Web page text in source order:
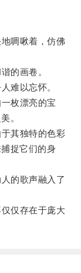
啁啾着，仿佛
的画卷。
难以忘怀。
枚漂亮的宝
。
其独特的色彩
捉它们的身
的歌声融入了
仅存在于庞大